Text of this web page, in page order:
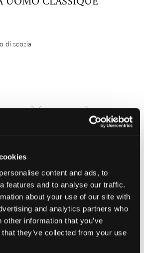
content and ads, to
features and to analyse our traffic.
about your use of our site with
and analytics partners who
information that you’ve
they’ve collected from your use
di scozia
AL CARRELLO